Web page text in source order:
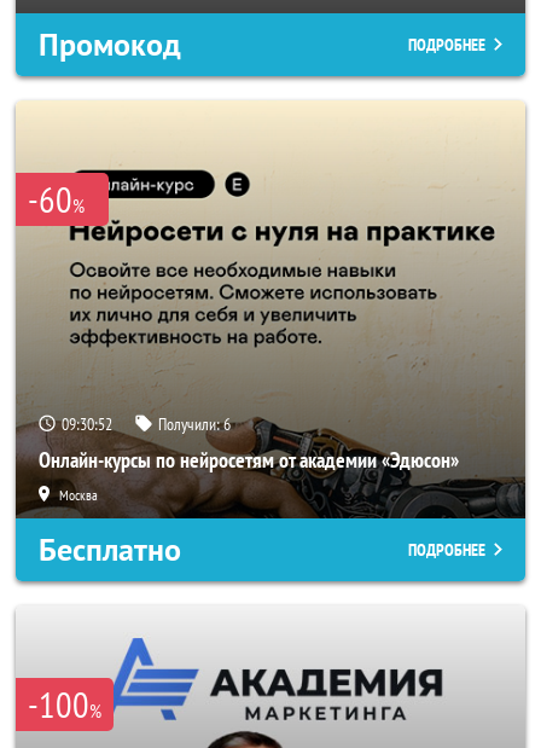
Промокод ПОДРОБНЕЕ
-60%
09:30:50 Получили:6
Онлайн-курсы по нейросетям от академии «Эдюсон»
Москва
Бесплатно ПОДРОБНЕЕ
-100%